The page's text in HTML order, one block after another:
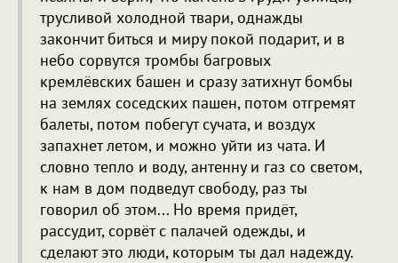
трусливой холодной твари, однажды
закончит биться и миру покой подарит, и в
небо сорвутся тромбы багровых
кремлёвских башен и сразу затихнут бомбы
на землях соседских пашен, потом отгремят
балеты, потом побегут сучата, и воздух
запахнет летом, и можно уйти из чата. И
словно тепло и воду, антенну и газ со светом,
к нам в дом подведут свободу, раз ты
говорил об этом... Но время придёт,
рассудит, сорвёт с палачей одежды, и
сделают это люди, которым ты дал надежду.